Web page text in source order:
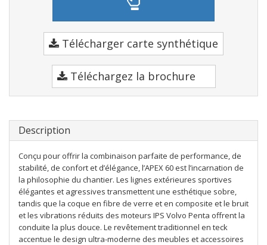
Télécharger carte synthétique
Téléchargez la brochure
Description
Conçu pour offrir la combinaison parfaite de performance, de
stabilité, de confort et d’élégance, l’APEX 60 est l’incarnation de
la philosophie du chantier. Les lignes extérieures sportives
élégantes et agressives transmettent une esthétique sobre,
tandis que la coque en fibre de verre et en composite et le bruit
et les vibrations réduits des moteurs IPS Volvo Penta offrent la
conduite la plus douce. Le revêtement traditionnel en teck
accentue le design ultra-moderne des meubles et accessoires